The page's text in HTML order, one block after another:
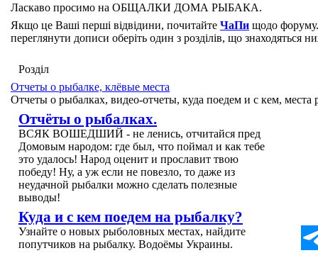
Ласкаво просимо на ОБЩАЛКИ ДОМА РЫБАКА.
Якщо це Ваші перші відвідини, почитайте ЧаПи щодо форуму.
переглянути дописи оберіть один з розділів, що знаходяться
Розділ
Отчеты о рыбалке, клёвые места
Отчеты о рыбалках, видео-отчеты, куда поедем и с кем, места
Отчёты о рыбалках.
ВСЯК ВОШЕДШИЙ - не ленись, отчитайся пред
Домовым народом: где был, что поймал и как тебе
это удалось! Народ оценит и прославит твою
победу! Ну, а уж если не повезло, то даже из
неудачной рыбалки можно сделать полезные
выводы!
Куда и с кем поедем на рыбалку?
Узнайте о новых рыболовных местах, найдите
попутчиков на рыбалку. Водоёмы Украины.